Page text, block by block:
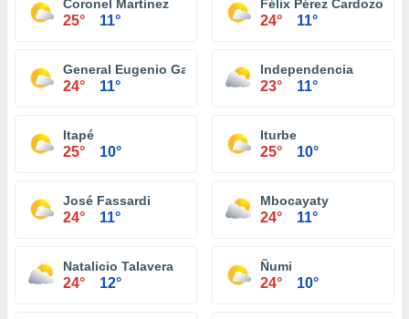
Coronel Martínez
25° 11°
Félix Pérez Cardozo
24° 11°
General Eugenio Garay
24° 11°
Independencia
23° 11°
Itapé
25° 10°
Iturbe
25° 10°
José Fassardi
24° 11°
Mbocayaty
24° 11°
Natalicio Talavera
24° 12°
Ñumi
24° 10°